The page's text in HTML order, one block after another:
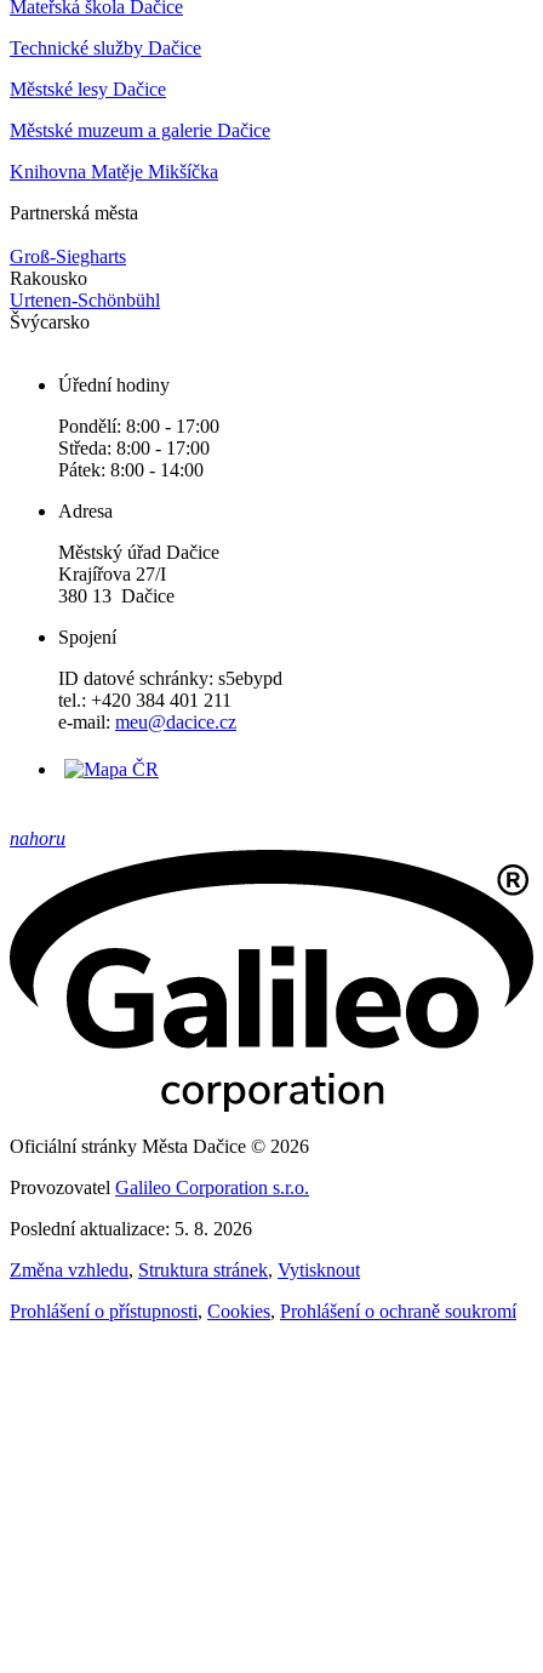
Mateřská škola Dačice
Technické služby Dačice
Městské lesy Dačice
Městské muzeum a galerie Dačice
Knihovna Matěje Mikšíčka
Partnerská města
Groß-Siegharts
Rakousko
Urtenen-Schönbühl
Švýcarsko
Úřední hodiny
Pondělí: 8:00 - 17:00
Středa: 8:00 - 17:00
Pátek: 8:00 - 14:00
Adresa
Městský úřad Dačice
Krajířova 27/I
380 13 Dačice
Spojení
ID datové schránky: s5ebypd
tel.: +420 384 401 211
e-mail: meu@dacice.cz
nahoru
Oficiální stránky Města Dačice © 2026
Provozovatel Galileo Corporation s.r.o.
Poslední aktualizace: 5. 8. 2026
Změna vzhledu, Struktura stránek, Vytisknout
Prohlášení o přístupnosti, Cookies, Prohlášení o ochraně soukromí